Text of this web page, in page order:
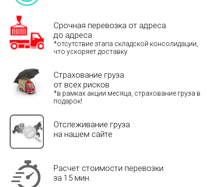
Срочная перевозка от адреса
до адреса.
*отсутствие этапа складской консолидации,
что ускоряет доставку
Страхование груза
от всех рисков
*в рамках акции месяца, страхование груза в
подарок!
Отслеживание груза
на нашем сайте
Расчет стоимости перевозки
за 15 мин.